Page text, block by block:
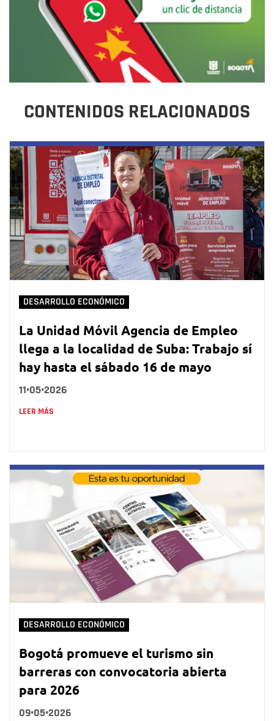
CONTENIDOS RELACIONADOS
DESARROLLO ECONÓMICO
La Unidad Móvil Agencia de Empleo
llega a la localidad de Suba: Trabajo sí
hay hasta el sábado 16 de mayo
11•05•2026
LEER MÁS
DESARROLLO ECONÓMICO
Bogotá promueve el turismo sin
barreras con convocatoria abierta
para 2026
09•05•2026